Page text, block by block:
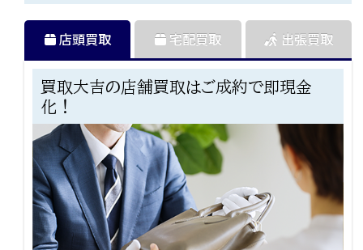
店頭買取
買取大吉の店舗買取はご成約で即現金
化！
宅配買取 出張買取